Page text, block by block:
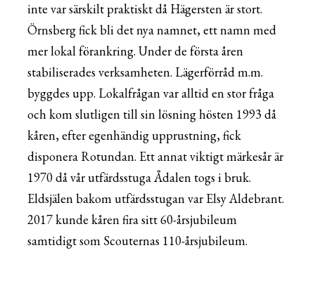
inte var särskilt praktiskt då Hägersten är stort.
Örnsberg fick bli det nya namnet, ett namn med
mer lokal förankring. Under de första åren
stabiliserades verksamheten. Lägerförråd m.m.
byggdes upp. Lokalfrågan var alltid en stor fråga
och kom slutligen till sin lösning hösten 1993 då
kåren, efter egenhändig upprustning, fick
disponera Rotundan. Ett annat viktigt märkesår är
1970 då vår utfärdsstuga Ådalen togs i bruk.
Eldsjälen bakom utfärdsstugan var Elsy Aldebrant.
2017 kunde kåren fira sitt 60-årsjubileum
samtidigt som Scouternas 110-årsjubileum.